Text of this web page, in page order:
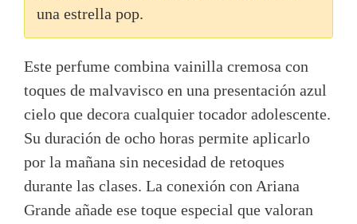
una estrella pop.
Este perfume combina vainilla cremosa con
toques de malvavisco en una presentación azul
cielo que decora cualquier tocador adolescente.
Su duración de ocho horas permite aplicarlo
por la mañana sin necesidad de retoques
durante las clases. La conexión con Ariana
Grande añade ese toque especial que valoran